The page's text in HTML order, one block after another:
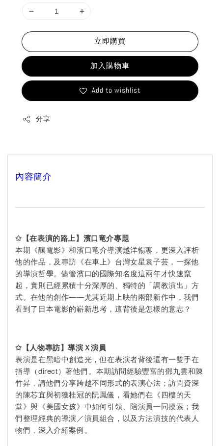
立即購買
加入購物車
Add to wishlist
分享
內容簡介
✩ 【在表演的路上】濱口竜介專題
本期《釀電影》和濱口竜介導演越洋暢聊，更深入評析
他的作品，及專訪《在車上》台灣女星袁子芸，一探他
的導演哲學。儘管濱口的國際知名度這兩年才快速竄
起，實則已經累積十分深厚的、獨特的「調教演出」方
式。在他的創作——尤其近期上映的兩部新作中，我們
看到了日本電影的嶄新思考，這背後是怎樣的意志？
✩ 【人物專訪】導演Ｘ演員
表演是在黑暗中創造光，但在表演者背後還有一雙手在
指導（direct）著他們。本期訪問經驗豐富的鄧九雲和陳
竹昇，請他們分享跨越不同形式的表演心法；訪問資深
的陳芯宜與初獲桂冠的阮鳳儀，看她們在《四樓的天
堂》與《美國女孩》中如何引領、陪演員一同摸索；我
們整理經典的導演／演員組合，以及方法演技的代表人
物們，深入介紹案例。